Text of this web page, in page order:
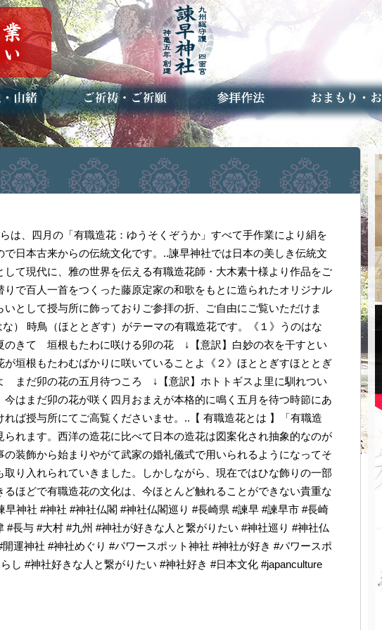
祭神
掲載 ご祈祷・ご祈願とは
安産祈願
初宮参り
七五三詣
長寿のお祝い
神前結婚式
厄祓い・方位除け
車のお祓い
地鎮祭
神葬祭（神式の葬儀） 神社とは
お参りの作法 授与品のご案
お焚き上げ（
アクセスマッ
予約者専用フ
は、四月の「有職造花：ゆうそくぞうか」すべて手作業により絹を
日本古来からの伝統文化です。..諫早神社では日本の美しき伝統文
して現代に、雅の世界を伝える有職造花師・大木素十様より作品をご
りで百人一首をつくった藤原定家の和歌をもとに造られたオリジナル
として授与所に飾っておりご参拝の折、ご自由にご覧いただけま
） 時鳥（ほととぎす）がテーマの有職造花です。《１》うのはな
のきて 垣根もたわに咲ける卯の花 ↓【意訳】白妙の衣を干すとい
が垣根もたわむばかりに咲いていることよ《２》ほととぎすほととぎ
まだ卯の花の五月待つころ ↓【意訳】ホトトギスよ里に馴れつい
今はまだ卯の花が咲く四月おまえが本格的に鳴く五月を待つ時節にあ
れば授与所にてご高覧くださいませ。..【 有職造花とは 】「有職造
られます。西洋の造花に比べて日本の造花は図案化され抽象的なのが
の装飾から始まりやがて武家の婚礼儀式で用いられるようになってそ
取り入れられていきました。しかしながら、現在ではひな飾りの一部
るほどで有職造花の文化は、今ほとんど触れることができない貴重な
早神社 #神社 #神社仏閣 #神社仏閣巡り #長崎県 #諫早 #諫早市 #長崎
#長与 #大村 #九州 #神社が好きな人と繋がりたい #神社巡り #神社仏
運神社 #神社めぐり #パワースポット神社 #神社が好き #パワースポ
し #神社好きな人と繋がりたい #神社好き #日本文化 #japanculture